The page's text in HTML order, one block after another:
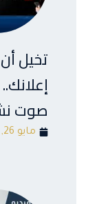
صوت نشاز
مايو 26, 2026